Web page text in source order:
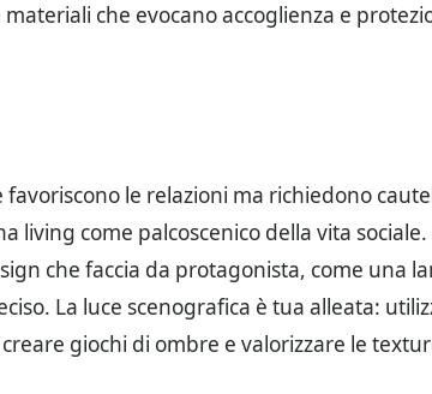
che evocano accoglienza e
favoriscono le relazioni ma richiedono
living come palcoscenico della vita
che faccia da protagonista, come una
La luce scenografica è tua alleata:
giochi di ombre e valorizzare le